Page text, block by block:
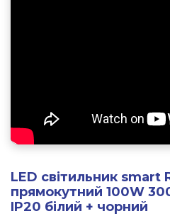
LED світильник smart
прямокутний 100W
IP20 білий + чорний